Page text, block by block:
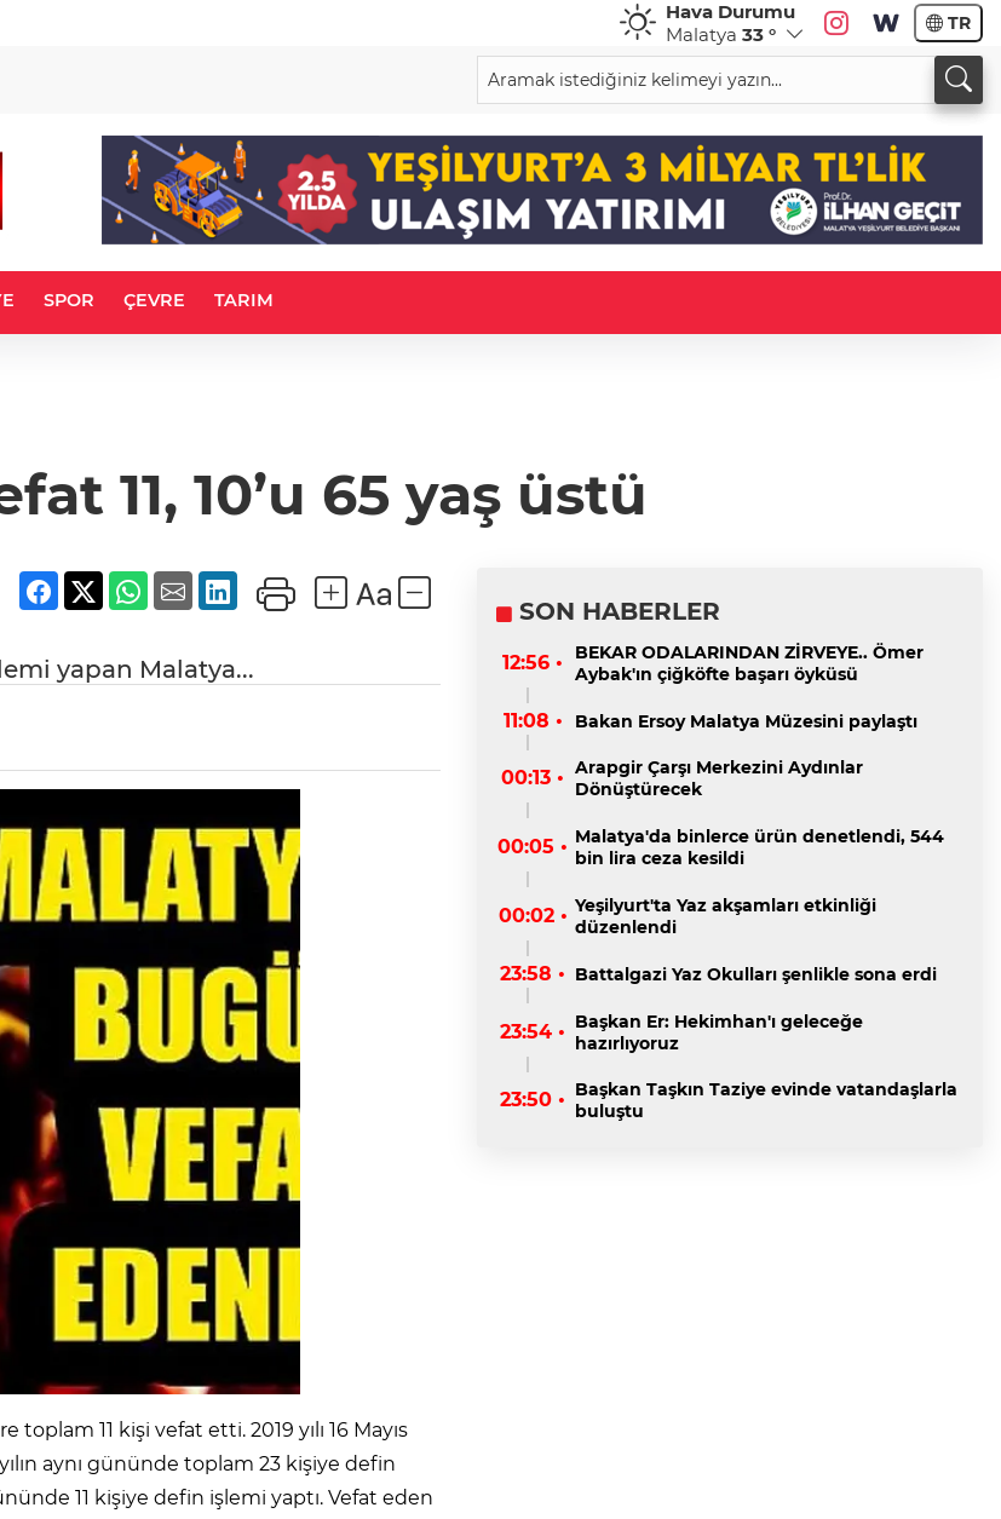
Hava Durumu
Malatya 33 ° TR
SPOR ÇEVRE TARIM
11, 10’u 65 yaş üstü
yapan Malatya...
11 kişi vefat etti. 2019 yılı 16 Mayıs
aynı gününde toplam 23 kişiye defin
11 kişiye defin işlemi yaptı. Vefat eden
SON HABERLER
12:56 •
BEKAR ODALARINDAN ZİRVEYE.. Ömer
Aybak'ın çiğköfte başarı öyküsü
11:08 • Bakan Ersoy Malatya Müzesini paylaştı
00:13 • Arapgir Çarşı Merkezini Aydınlar
Dönüştürecek
00:05 • Malatya'da binlerce ürün denetlendi, 544
bin lira ceza kesildi
00:02 • Yeşilyurt'ta Yaz akşamları etkinliği
düzenlendi
23:58 • Battalgazi Yaz Okulları şenlikle sona erdi
23:54 • Başkan Er: Hekimhan'ı geleceğe
hazırlıyoruz
23:50 • Başkan Taşkın Taziye evinde vatandaşlarla
buluştu